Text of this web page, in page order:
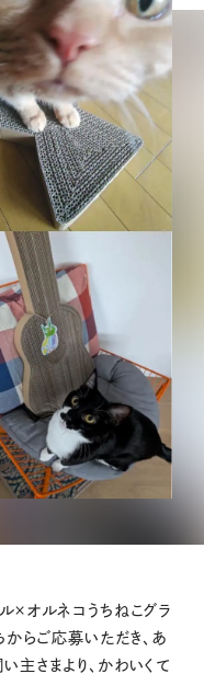
×オルネコうちねこグラ
からご応募いただき、あ
主さまより、かわいくて